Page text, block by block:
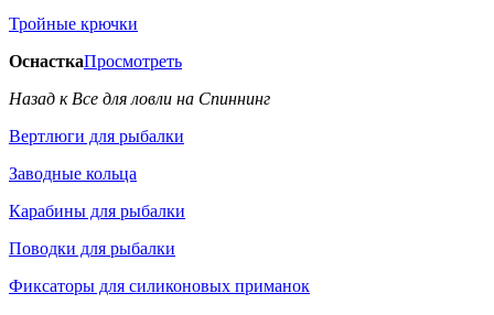
Тройные крючки
ОснасткаПросмотреть
Назад к Все для ловли на Спиннинг
Вертлюги для рыбалки
Заводные кольца
Карабины для рыбалки
Поводки для рыбалки
Фиксаторы для силиконовых приманок